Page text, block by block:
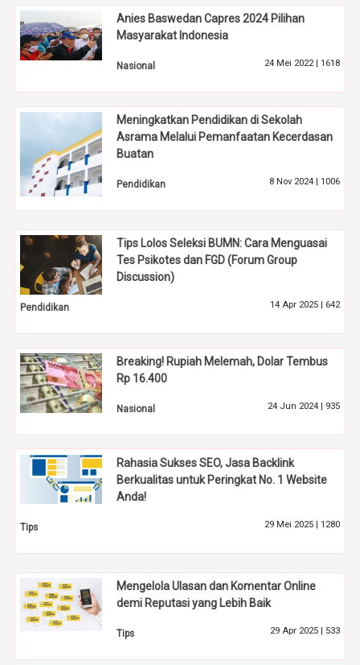
Anies Baswedan Capres 2024 Pilihan
Masyarakat Indonesia
Nasional 24 Mei 2022 | 1618
Meningkatkan Pendidikan di Sekolah
Asrama Melalui Pemanfaatan Kecerdasan
Buatan
Pendidikan 8 Nov 2024 | 1006
Tips Lolos Seleksi BUMN: Cara Menguasai
Tes Psikotes dan FGD (Forum Group
Discussion)
Pendidikan 14 Apr 2025 | 642
Breaking! Rupiah Melemah, Dolar Tembus
Rp 16.400
Nasional 24 Jun 2024 | 935
Rahasia Sukses SEO, Jasa Backlink
Berkualitas untuk Peringkat No. 1 Website
Anda!
Tips 29 Mei 2025 | 1280
Mengelola Ulasan dan Komentar Online
demi Reputasi yang Lebih Baik
Tips 29 Apr 2025 | 533